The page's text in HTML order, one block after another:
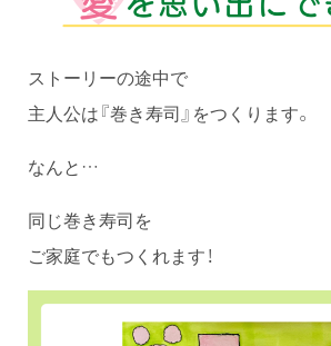
ストーリーの途中で
主人公は『巻き寿司』をつくります。
なんと…
同じ巻き寿司を
ご家庭でもつくれます！